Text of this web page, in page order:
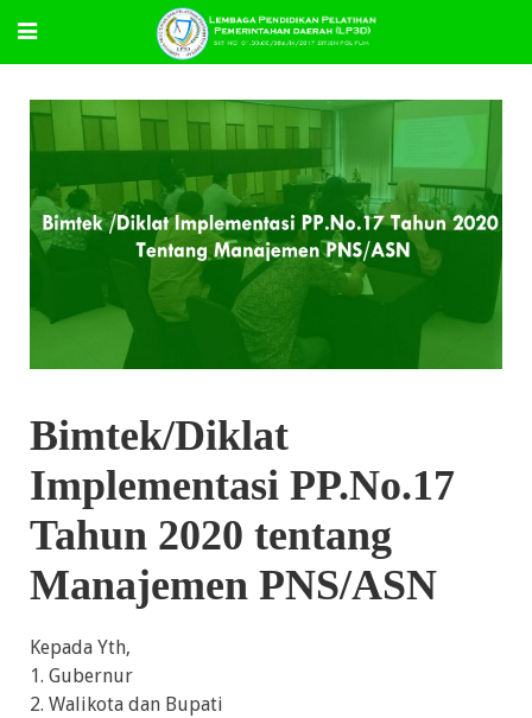
Bimtek/Diklat
Implementasi PP.No.17
Tahun 2020 tentang
Manajemen PNS/ASN
Kepada Yth,
1. Gubernur
2. Walikota dan Bupati